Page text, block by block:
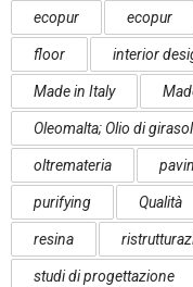
ecopur ecopur
floor interior
Made in Italy
Oleomalta; Olio di
oltremateria
purifying Qualità
resina
studi di progettazione